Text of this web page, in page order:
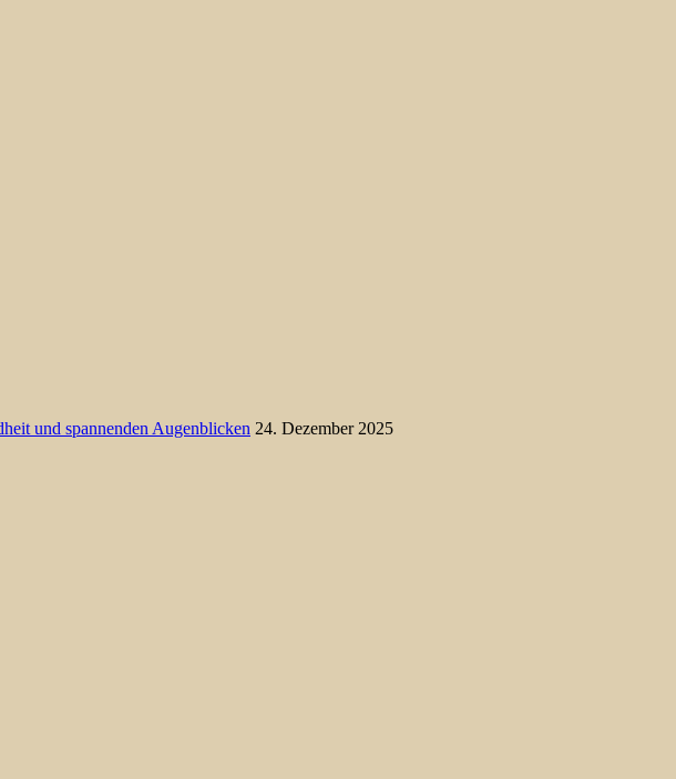
und spannenden Augenblicken 24. Dezember 2025